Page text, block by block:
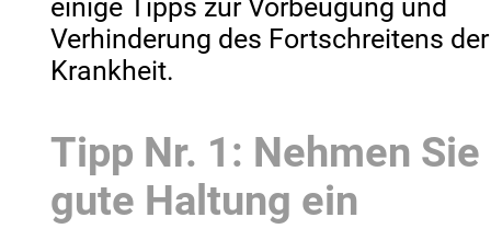
einige Tipps zur Vorbeugung und
Verhinderung des Fortschreitens der
Krankheit.
Tipp Nr. 1: Nehmen
gute Haltung ein